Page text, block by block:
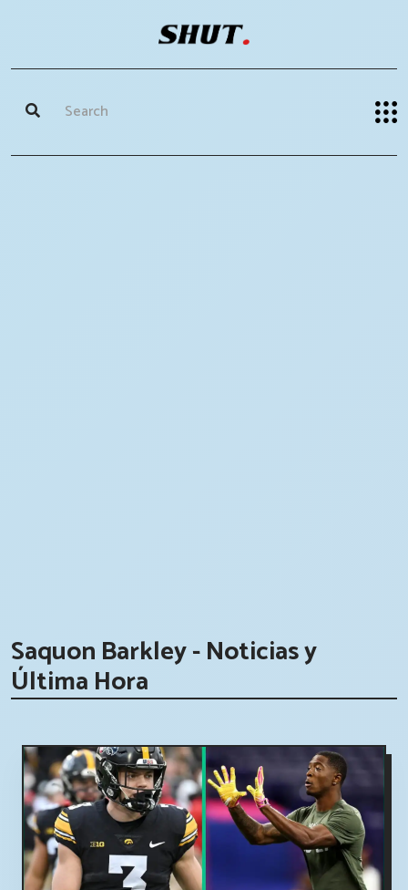
Saquon Barkley - Noticias y
Última Hora